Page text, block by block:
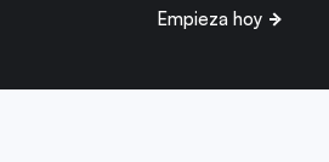
Empieza hoy